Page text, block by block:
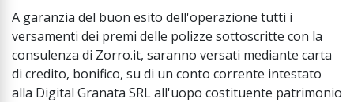
A garanzia del buon esito dell'operazione tutti i
versamenti dei premi delle polizze sottoscritte con la
consulenza di Zorro.it, saranno versati mediante carta
di credito, bonifico, su di un conto corrente intestato
alla Digital Granata SRL all'uopo costituente patrimonio